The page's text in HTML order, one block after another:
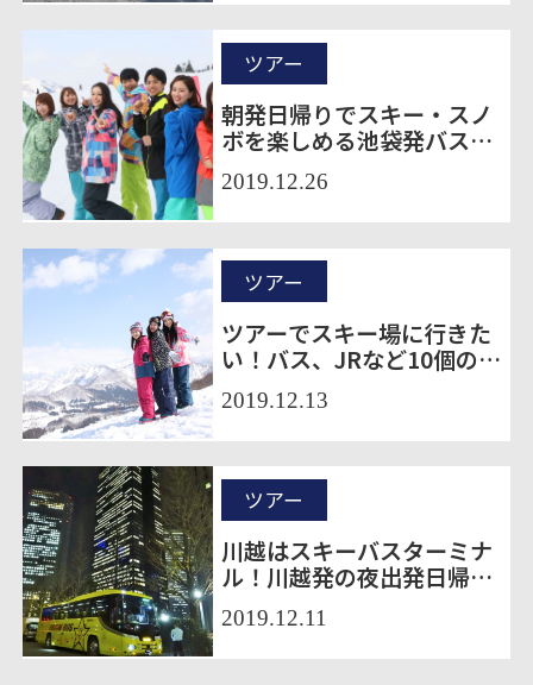
朝発日帰りでスキー・スノ
ボを楽しめる池袋発バスツ
アー10選
ツアー
2019.12.26
ツアーでスキー場に行きた
い！バス、JRなど10個のプ
ランをご紹介
ツアー
2019.12.13
川越はスキーバスターミナ
ル！川越発の夜出発日帰り
スキーバスツアー12選
ツアー
2019.12.11